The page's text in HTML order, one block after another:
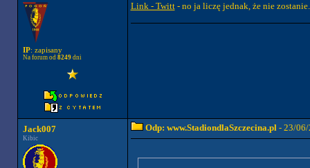
IP: zapisany
Na forum od 8249dni
Link - Twitt- no ja liczę jednak, że nie
Jack007
Kibic
Odp: www.StadiondlaSzczecina.pl- 23/06/